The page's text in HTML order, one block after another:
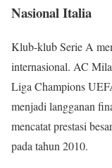
Nasional Italia
Klub-klub Serie A
internasional. AC
Liga Champions
menjadi langganan
mencatat prestasi
pada tahun 2010.